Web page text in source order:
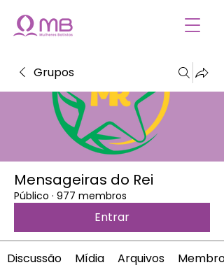
Grupos
Mensageiras do Rei
Público · 977 membros
Entrar
Discussão Mídia Arquivos Membros